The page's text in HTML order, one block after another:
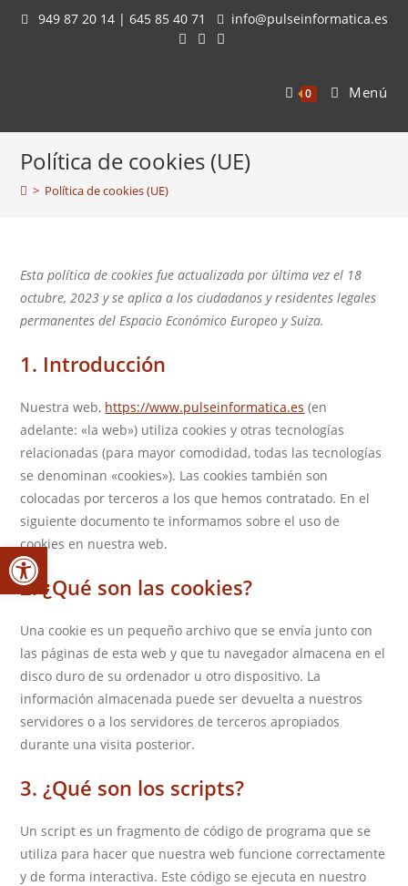
Saltar
949 87 20 14 | 645 85 40 71 info@pulseinformatica.es
0 Menú
Política de cookies (UE)
> Política de cookies (UE)
Esta política de cookies fue actualizada por última vez el 18
octubre, 2023 y se aplica a los ciudadanos y residentes legales
permanentes del Espacio Económico Europeo y Suiza.
1. Introducción
Nuestra web, https://www.pulseinformatica.es (en
adelante: «la web») utiliza cookies y otras tecnologías
relacionadas (para mayor comodidad, todas las tecnologías
se denominan «cookies»). Las cookies también son
colocadas por terceros a los que hemos contratado. En el
siguiente documento te informamos sobre el uso de
cookies en nuestra web.
2. ¿Qué son las cookies?
Una cookie es un pequeño archivo que se envía junto con
las páginas de esta web y que tu navegador almacena en el
disco duro de su ordenador u otro dispositivo. La
información almacenada puede ser devuelta a nuestros
servidores o a los servidores de terceros apropiados
durante una visita posterior.
3. ¿Qué son los scripts?
Un script es un fragmento de código de programa que se
utiliza para hacer que nuestra web funcione correctamente
y de forma interactiva. Este código se ejecuta en nuestro
Abrir barra de herramientas